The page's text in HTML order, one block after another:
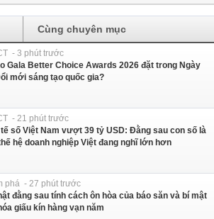
Cùng chuyên mục
- 3 phút trước
Gala Better Choice Awards 2026 đặt trong Ngày
mới sáng tạo quốc gia?
- 21 phút trước
tế số Việt Nam vượt 39 tỷ USD: Đằng sau con số là
hệ doanh nghiệp Việt đang nghĩ lớn hơn
phá - 27 phút trước
đằng sau tính cách ôn hòa của báo săn và bí mật
giấu kín hàng vạn năm